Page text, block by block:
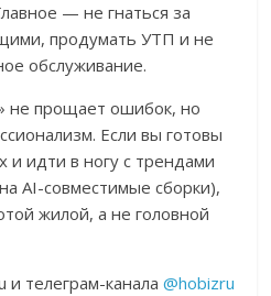
— не гнаться за
продумать УТП и не
обслуживание.
не прощает ошибок, но
Если вы готовы
и идти в ногу с трендами
AI-совместимые сборки),
жилой, а не головной
и телеграм-канала@hobizru